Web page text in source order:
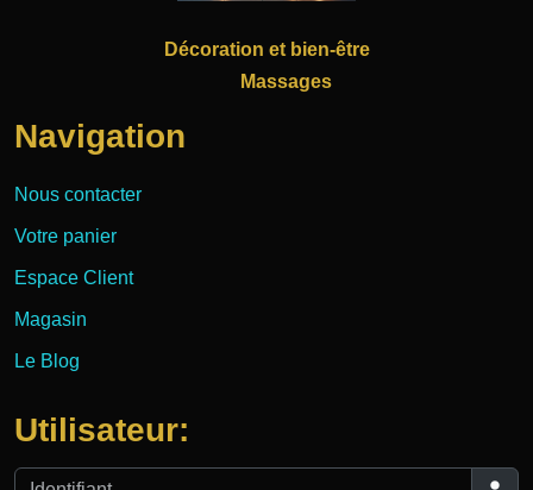
Décoration et bien-être
Massages
Navigation
Nous contacter
Votre panier
Espace Client
Magasin
Le Blog
Utilisateur:
Identifiant